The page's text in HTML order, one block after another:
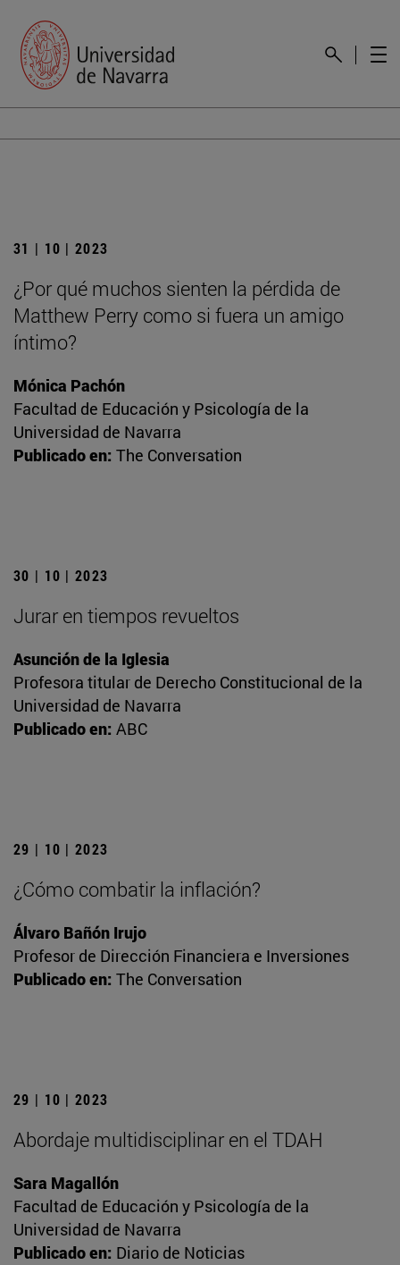
31 | 10 | 2023
¿Por qué muchos sienten la pérdida de
Matthew Perry como si fuera un amigo
íntimo?
Mónica Pachón
Facultad de Educación y Psicología de la
Universidad de Navarra
Publicado en: The Conversation
30 | 10 | 2023
Jurar en tiempos revueltos
Asunción de la Iglesia
Profesora titular de Derecho Constitucional de la
Universidad de Navarra
Publicado en: ABC
29 | 10 | 2023
¿Cómo combatir la inflación?
Álvaro Bañón Irujo
Profesor de Dirección Financiera e Inversiones
Publicado en: The Conversation
29 | 10 | 2023
Abordaje multidisciplinar en el TDAH
Sara Magallón
Facultad de Educación y Psicología de la
Universidad de Navarra
Publicado en: Diario de Noticias